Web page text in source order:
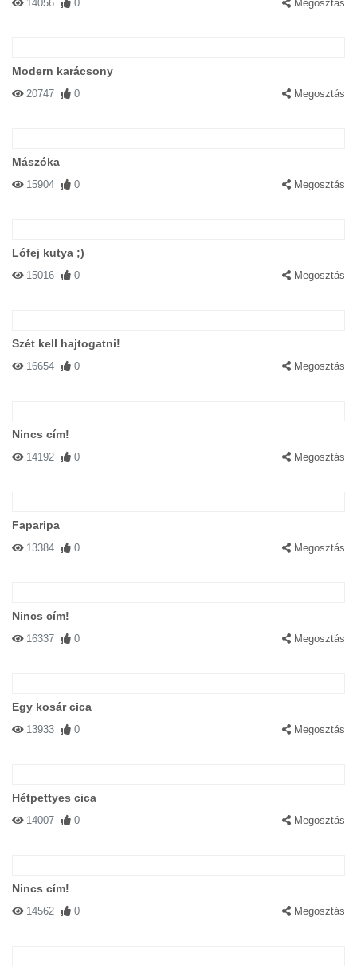
14056 0 Megosztás
Modern karácsony
20747 0 Megosztás
Mászóka
15904 0 Megosztás
Lófej kutya ;)
15016 0 Megosztás
Szét kell hajtogatni!
16654 0 Megosztás
Nincs cím!
14192 0 Megosztás
Faparipa
13384 0 Megosztás
Nincs cím!
16337 0 Megosztás
Egy kosár cica
13933 0 Megosztás
Hétpettyes cica
14007 0 Megosztás
Nincs cím!
14562 0 Megosztás